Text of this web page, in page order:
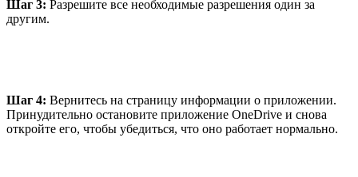
Шаг 3: Разрешите все необходимые разрешения один за
другим.
Шаг 4: Вернитесь на страницу информации о приложении.
Принудительно остановите приложение OneDrive и снова
откройте его, чтобы убедиться, что оно работает нормально.